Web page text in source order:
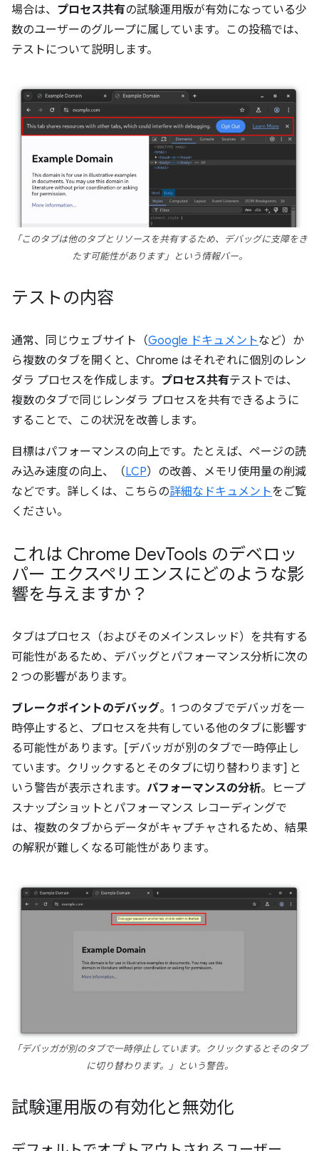
場合は、 プロセス共有の試験運用版が有効になっている少
数のユーザーのグループに属しています。この投稿では、
テストについて説明します。
「このタブは他のタブとリソースを共有するため、デバッグに支障をき
たす可能性があります」という情報バー。
テストの内容
通常、同じウェブサイト（Google ドキュメントなど）か
ら複数のタブを開くと、Chrome はそれぞれに個別のレン
ダラ プロセスを作成します。 プロセス共有テストでは、
複数のタブで同じレンダラ プロセスを共有できるように
することで、この状況を改善します。
目標はパフォーマンスの向上です。たとえば、ページの読
み込み速度の向上、（LCP）の改善、メモリ使用量の削減
などです。詳しくは、こちらの詳細なドキュメントをご覧
ください。
これは Chrome DevTools のデベロッ
パー エクスペリエンスにどのような影
響を与えますか？
タブはプロセス（およびそのメインスレッド）を共有する
可能性があるため、デバッグとパフォーマンス分析に次の
2 つの影響があります。
ブレークポイントのデバッグ。1 つのタブでデバッガを一
時停止すると、プロセスを共有している他のタブに影響す
る可能性があります。[デバッガが別のタブで一時停止し
ています。クリックするとそのタブに切り替わります] と
いう警告が表示されます。 パフォーマンスの分析。ヒープ
スナップショットとパフォーマンス レコーディングで
は、複数のタブからデータがキャプチャされるため、結果
の解釈が難しくなる可能性があります。
「デバッガが別のタブで一時停止しています。クリックするとそのタブ
に切り替わります。」という警告。
試験運用版の有効化と無効化